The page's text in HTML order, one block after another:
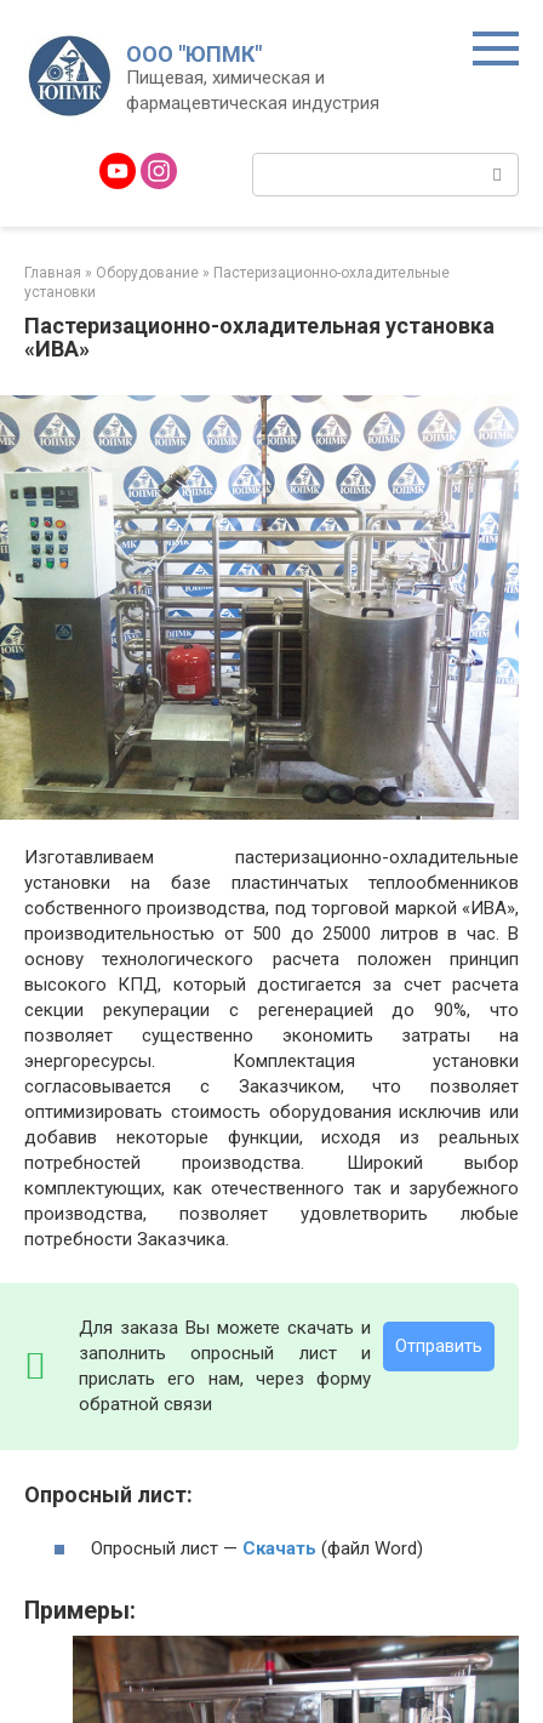
контенту
ООО "ЮПМК"
Пищевая, химическая и
фармацевтическая индустрия
Главная » Оборудование » Пастеризационно-охладительные
установки
Пастеризационно-охладительная установка
«ИВА»
Изготавливаем пастеризационно-охладительные
установки на базе пластинчатых теплообменников
собственного производства, под торговой маркой «ИВА»,
производительностью от 500 до 25000 литров в час. В
основу технологического расчета положен принцип
высокого КПД, который достигается за счет расчета
секции рекуперации с регенерацией до 90%, что
позволяет существенно экономить затраты на
энергоресурсы. Комплектация установки
согласовывается с Заказчиком, что позволяет
оптимизировать стоимость оборудования исключив или
добавив некоторые функции, исходя из реальных
потребностей производства. Широкий выбор
комплектующих, как отечественного так и зарубежного
производства, позволяет удовлетворить любые
потребности Заказчика.
Отправить
Для заказа Вы можете скачать и
заполнить опросный лист и
прислать его нам, через форму
обратной связи
Опросный лист:
Опросный лист — Скачать (файл Word)
Примеры: